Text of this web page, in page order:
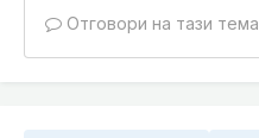
Отговори на тази тема